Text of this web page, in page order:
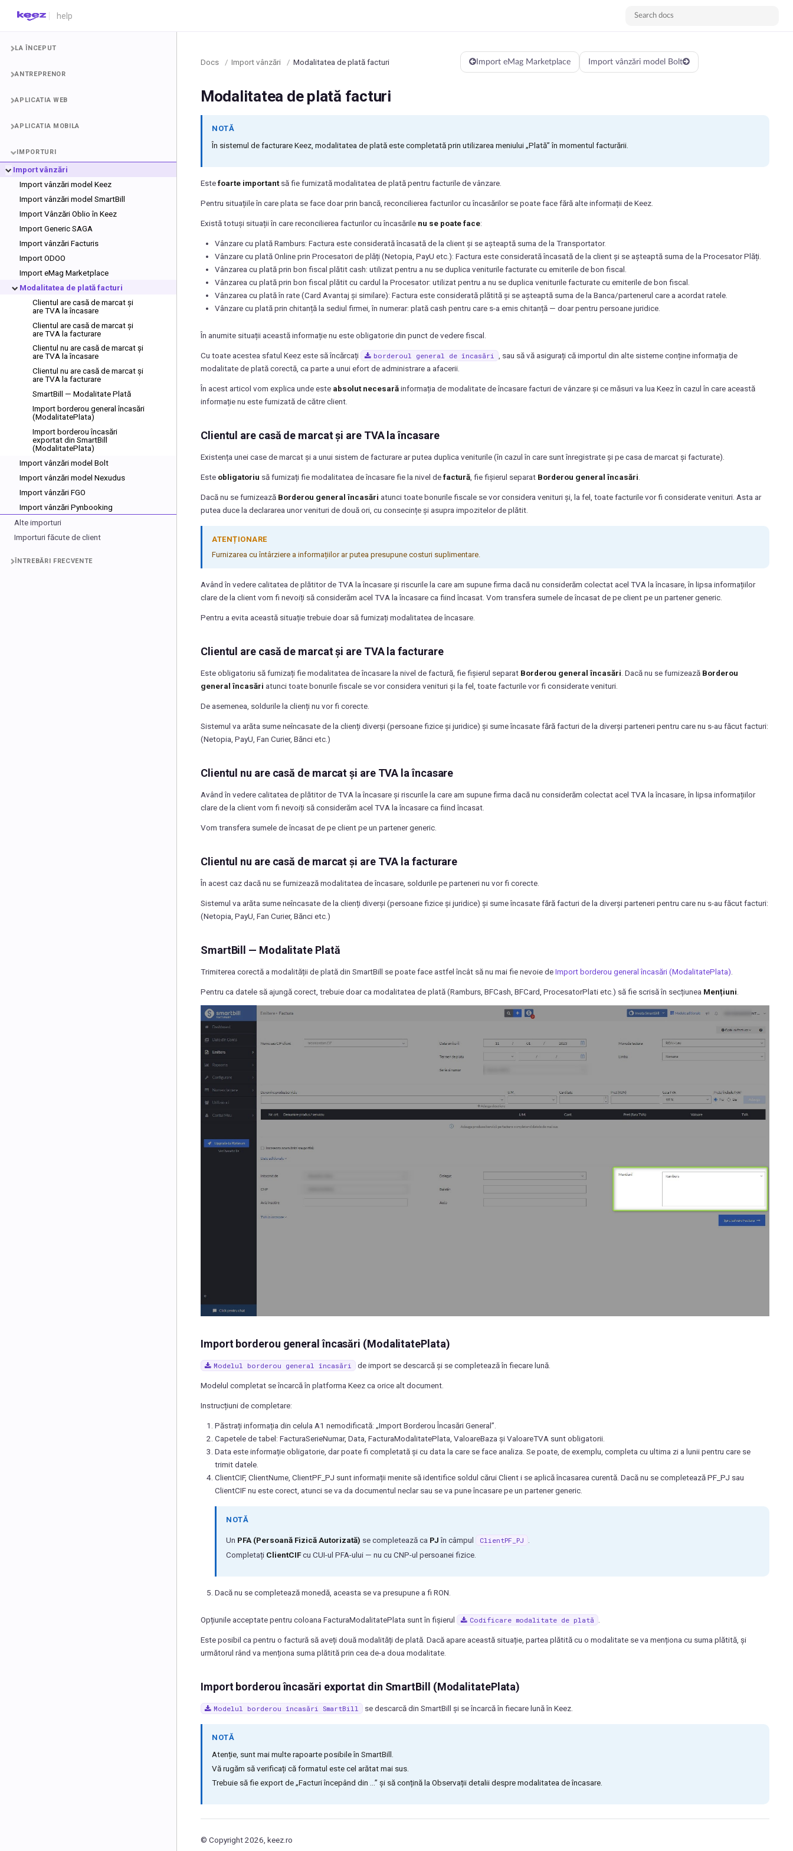
LA ÎNCEPUT
ANTREPRENOR
APLICATIA WEB
APLICATIA MOBILA
IMPORTURI
Import vânzări
Import vânzări model Keez
Import vânzări model SmartBill
Import Vânzări Oblio în Keez
Import Generic SAGA
Import vânzări Facturis
Import ODOO
Import eMag Marketplace
Modalitatea de plată facturi
Clientul are casă de marcat și
are TVA la încasare
Clientul are casă de marcat și
are TVA la facturare
Clientul nu are casă de marcat și
are TVA la încasare
Clientul nu are casă de marcat și
are TVA la facturare
SmartBill — Modalitate Plată
Import borderou general încasări
(ModalitatePlata)
Import borderou încasări
exportat din SmartBill
(ModalitatePlata)
Import vânzări model Bolt
Import vânzări model Nexudus
Import vânzări FGO
Import vânzări Pynbooking
Alte importuri
Importuri făcute de client
ÎNTREBĂRI FRECVENTE
Docs / Import vânzări / Modalitatea de plată facturi Import vânzări model Bolt
Import eMag Marketplace
Modalitatea de plată facturi
NOTĂ
În sistemul de facturare Keez, modalitatea de plată este completată prin utilizarea meniului „Plată” în momentul facturării.
Estefoarte importantsă fie furnizată modalitatea de plată pentru facturile de vânzare.
Pentru situațiile în care plata se face doar prin bancă, reconcilierea facturilor cu încasărilor se poate face fără alte informații de Keez.
Există totuși situații în care reconcilierea facturilor cu încasările nu se poate face:
Vânzare cu plată Ramburs: Factura este considerată încasată de la client și se așteaptă suma de la Transportator.
Vânzare cu plată Online prin Procesatori de plăți (Netopia, PayU etc.): Factura este considerată încasată de la client și se așteaptă suma de la Procesator Plăți.
Vânzarea cu plată prin bon fiscal plătit cash: utilizat pentru a nu se duplica veniturile facturate cu emiterile de bon fiscal.
Vânzarea cu plată prin bon fiscal plătit cu cardul la Procesator: utilizat pentru a nu se duplica veniturile facturate cu emiterile de bon fiscal.
Vânzarea cu plată în rate (Card Avantaj și similare): Factura este considerată plătită și se așteaptă suma de la Banca/partenerul care a acordat ratele.
Vânzare cu plată prin chitanță la sediul firmei, în numerar: plată cash pentru care s-a emis chitanță — doar pentru persoane juridice.
În anumite situații această informație nu este obligatorie din punct de vedere fiscal.
Cu toate acestea sfatul Keez este să încărcați borderoul general de încasări
, sau să vă asigurați că importul din alte sisteme conține informația de
modalitate de plată corectă, ca parte a unui efort de administrare a afacerii.
În acest articol vom explica unde este absolut necesarăinformația de modalitate de încasare facturi de vânzare și ce măsuri va lua Keez în cazul în care această
informație nu este furnizată de către client.
Clientul are casă de marcat și are TVA la încasare
Existența unei case de marcat și a unui sistem de facturare ar putea duplica veniturile (în cazul în care sunt înregistrate și pe casa de marcat și facturate).
Este obligatoriu să furnizați fie modalitatea de încasare fie la nivel defactură , fie fișierul separat Borderou general încasări
Dacă nu se furnizează Borderou general încasări atunci toate bonurile fiscale se vor considera venituri și, la fel, toate facturile vor fi considerate venituri. Asta ar
putea duce la declararea unor venituri de două ori, cu consecințe și asupra impozitelor de plătit.
ATENȚIONARE
Furnizarea cu întârziere a informațiilor ar putea presupune costuri suplimentare.
Având în vedere calitatea de plătitor de TVA la încasare și riscurile la care am supune firma dacă nu considerăm colectat acel TVA la încasare, în lipsa informațiilor
clare de la client vom fi nevoiți să considerăm acel TVA la încasare ca fiind încasat. Vom transfera sumele de încasat de pe client pe un partener generic.
Pentru a evita această situație trebuie doar să furnizați modalitatea de încasare.
Clientul are casă de marcat și are TVA la facturare
Este obligatoriu să furnizați fie modalitatea de încasare la nivel de factură, fie fișierul separat Borderou general încasări . Dacă nu se furnizează Borderou
general încasări atunci toate bonurile fiscale se vor considera venituri și la fel, toate facturile vor fi considerate venituri.
De asemenea, soldurile la clienți nu vor fi corecte.
Sistemul va arăta sume neîncasate de la clienți diverși (persoane fizice și juridice) și sume încasate fără facturi de la diverși parteneri pentru care nu s-au făcut facturi:
(Netopia, PayU, Fan Curier, Bănci etc.)
Clientul nu are casă de marcat și are TVA la încasare
Având în vedere calitatea de plătitor de TVA la încasare și riscurile la care am supune firma dacă nu considerăm colectat acel TVA la încasare, în lipsa informațiilor
clare de la client vom fi nevoiți să considerăm acel TVA la încasare ca fiind încasat.
Vom transfera sumele de încasat de pe client pe un partener generic.
Clientul nu are casă de marcat și are TVA la facturare
În acest caz dacă nu se furnizează modalitatea de încasare, soldurile pe parteneri nu vor fi corecte.
Sistemul va arăta sume neîncasate de la clienți diverși (persoane fizice și juridice) și sume încasate fără facturi de la diverși parteneri pentru care nu s-au făcut facturi:
(Netopia, PayU, Fan Curier, Bănci etc.)
SmartBill — Modalitate Plată
Trimiterea corectă a modalității de plată din SmartBill se poate face astfel încât să nu mai fie nevoie deImport borderou general încasări (ModalitatePlata)
Pentru ca datele să ajungă corect, trebuie doar ca modalitatea de plată (Ramburs, BFCash, BFCard, ProcesatorPlati etc.) să fie scrisă în secțiunea Mențiuni
Import borderou general încasări (ModalitatePlata)
Modelul borderou general încasări de import se descarcă și se completează în fiecare lună.
Modelul completat se încarcă în platforma Keez ca orice alt document.
Instrucțiuni de completare:
Păstrați informația din celula A1 nemodificată: „Import Borderou Încasări General”.
Capetele de tabel: FacturaSerieNumar, Data, FacturaModalitatePlata, ValoareBaza și ValoareTVA sunt obligatorii.
Data este informație obligatorie, dar poate fi completată și cu data la care se face analiza. Se poate, de exemplu, completa cu ultima zi a lunii pentru care se
trimit datele.
ClientCIF, ClientNume, ClientPF_PJ sunt informații menite să identifice soldul cărui Client i se aplică încasarea curentă. Dacă nu se completează PF_PJ sau
ClientCIF nu este corect, atunci se va da documentul neclar sau se va pune încasare pe un partener generic.
NOTĂ
Un PFA (Persoană Fizică Autorizată) se completează ca PJîn câmpul ClientPF_PJ
Completați ClientCIFcu CUI-ul PFA-ului — nu cu CNP-ul persoanei fizice.
Dacă nu se completează monedă, aceasta se va presupune a fi RON.
Opțiunile acceptate pentru coloana FacturaModalitatePlata sunt în fișierul Codificare modalitate de plată
Este posibil ca pentru o factură să aveți două modalități de plată. Dacă apare această situație, partea plătită cu o modalitate se va menționa cu suma plătită, și
următorul rând va menționa suma plătită prin cea de-a doua modalitate.
Import borderou încasări exportat din SmartBill (ModalitatePlata)
Modelul borderou încasări SmartBill se descarcă din SmartBill și se încarcă în fiecare lună în Keez.
NOTĂ
Atenție, sunt mai multe rapoarte posibile în SmartBill.
Vă rugăm să verificați că formatul este cel arătat mai sus.
Trebuie să fie export de „Facturi începând din …” și să conțină la Observații detalii despre modalitatea de încasare.
© Copyright 2026, keez.ro